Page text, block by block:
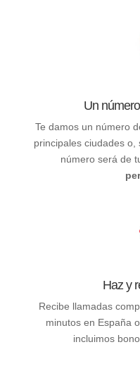
Un
Te damos un número
principales ciudades
número será de
Haz y
Recibe llamadas
minutos en España
incluimos